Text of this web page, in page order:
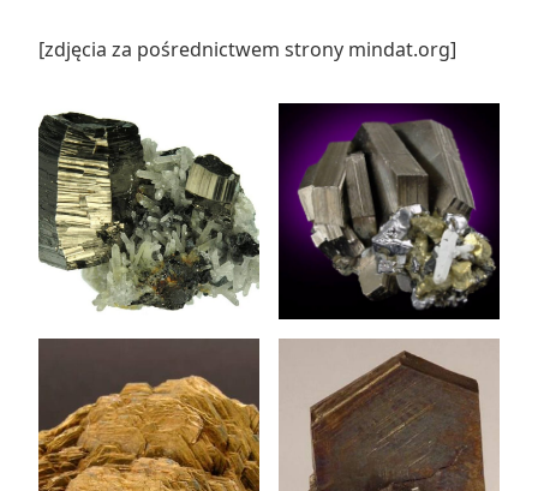
[zdjęcia za pośrednictwem strony mindat.org]